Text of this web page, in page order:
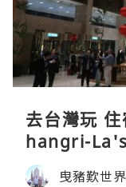
去台灣玩
hangri-
el, Tainan)
曳豬歎世界